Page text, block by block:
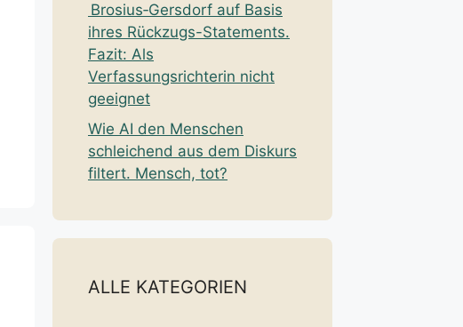
Brosius‑Gersdorf auf Basis
ihres Rückzugs-Statements.
Fazit: Als
Verfassungsrichterin nicht
geeignet
Wie AI den Menschen
schleichend aus dem Diskurs
filtert. Mensch, tot?
ALLE KATEGORIEN